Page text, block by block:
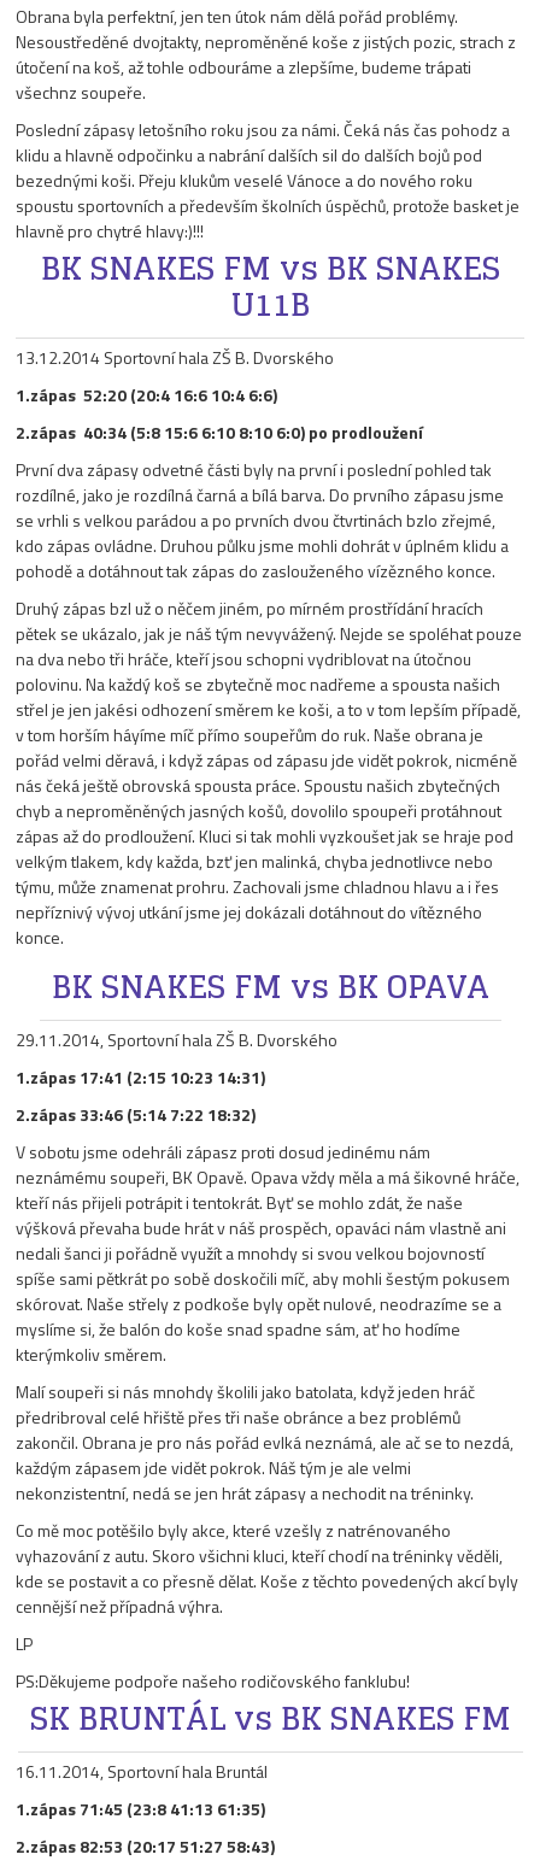
Obrana byla perfektní, jen ten útok nám dělá pořád problémy.
Nesoustředěné dvojtakty, neproměněné koše z jistých pozic, strach z
útočení na koš, až tohle odbouráme a zlepšíme, budeme trápati
všechnz soupeře.
Poslední zápasy letošního roku jsou za námi. Čeká nás čas pohodz a
klidu a hlavně odpočinku a nabrání dalších sil do dalších bojů pod
bezednými koši. Přeju klukům veselé Vánoce a do nového roku
spoustu sportovních a především školních úspěchů, protože basket je
hlavně pro chytré hlavy:)!!!
BK SNAKES FM vs BK SNAKES
U11B
13.12.2014 Sportovní hala ZŠ B. Dvorského
1.zápas 52:20 (20:4 16:6 10:4 6:6)
2.zápas 40:34 (5:8 15:6 6:10 8:10 6:0) po prodloužení
První dva zápasy odvetné části byly na první i poslední pohled tak
rozdílné, jako je rozdílná čarná a bílá barva. Do prvního zápasu jsme
se vrhli s velkou parádou a po prvních dvou čtvrtinách bzlo zřejmé,
kdo zápas ovládne. Druhou půlku jsme mohli dohrát v úplném klidu a
pohodě a dotáhnout tak zápas do zaslouženého vízězného konce.
Druhý zápas bzl už o něčem jiném, po mírném prostřídání hracích
pětek se ukázalo, jak je náš tým nevyvážený. Nejde se spoléhat pouze
na dva nebo tři hráče, kteří jsou schopni vydriblovat na útočnou
polovinu. Na každý koš se zbytečně moc nadřeme a spousta našich
střel je jen jakési odhození směrem ke koši, a to v tom lepším případě,
v tom horším háyíme míč přímo soupeřům do ruk. Naše obrana je
pořád velmi děravá, i když zápas od zápasu jde vidět pokrok, nicméně
nás čeká ještě obrovská spousta práce. Spoustu našich zbytečných
chyb a neproměněných jasných košů, dovolilo spoupeři protáhnout
zápas až do prodloužení. Kluci si tak mohli vyzkoušet jak se hraje pod
velkým tlakem, kdy každa, bzť jen malinká, chyba jednotlivce nebo
týmu, může znamenat prohru. Zachovali jsme chladnou hlavu a i řes
nepříznivý vývoj utkání jsme jej dokázali dotáhnout do vítězného
konce.
BK SNAKES FM vs BK OPAVA
29.11.2014, Sportovní hala ZŠ B. Dvorského
1.zápas 17:41 (2:15 10:23 14:31)
2.zápas 33:46 (5:14 7:22 18:32)
V sobotu jsme odehráli zápasz proti dosud jedinému nám
neznámému soupeři, BK Opavě. Opava vždy měla a má šikovné hráče,
kteří nás přijeli potrápit i tentokrát. Byť se mohlo zdát, že naše
výšková převaha bude hrát v náš prospěch, opaváci nám vlastně ani
nedali šanci ji pořádně využít a mnohdy si svou velkou bojovností
spíše sami pětkrát po sobě doskočili míč, aby mohli šestým pokusem
skórovat. Naše střely z podkoše byly opět nulové, neodrazíme se a
myslíme si, že balón do koše snad spadne sám, ať ho hodíme
kterýmkoliv směrem.
Malí soupeři si nás mnohdy školili jako batolata, když jeden hráč
předribroval celé hřiště přes tři naše obránce a bez problémů
zakončil. Obrana je pro nás pořád evlká neznámá, ale ač se to nezdá,
každým zápasem jde vidět pokrok. Náš tým je ale velmi
nekonzistentní, nedá se jen hrát zápasy a nechodit na tréninky.
Co mě moc potěšilo byly akce, které vzešly z natrénovaného
vyhazování z autu. Skoro všichni kluci, kteří chodí na tréninky věděli,
kde se postavit a co přesně dělat. Koše z těchto povedených akcí byly
cennější než případná výhra.
LP
PS:Děkujeme podpoře našeho rodičovského fanklubu!
SK BRUNTÁL vs BK SNAKES FM
16.11.2014, Sportovní hala Bruntál
1.zápas 71:45 (23:8 41:13 61:35)
2.zápas 82:53 (20:17 51:27 58:43)